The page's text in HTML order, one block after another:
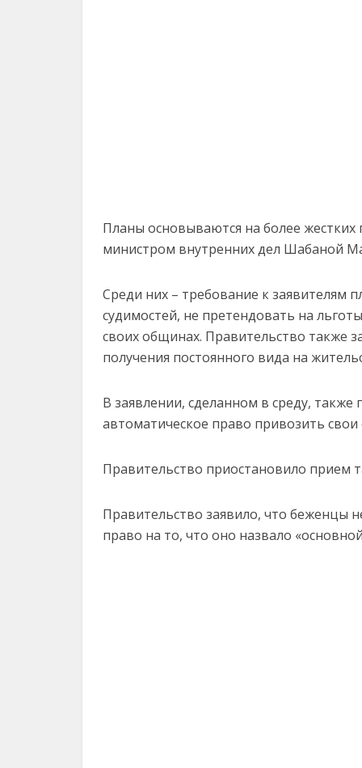
Планы основываются на более жестких
министром внутренних дел Шабаной
Среди них – требование к заявителям
судимостей, не претендовать на
своих общинах. Правительство также
получения постоянного вида на
В заявлении, сделанном в среду,
автоматическое право привозить
Правительство приостановило прием
Правительство заявило, что беженцы
право на то, что оно назвало